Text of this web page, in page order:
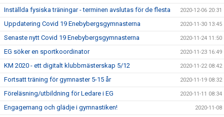
Inställda fysiska träningar - terminen avslutas för de flesta 2020-12-06 20:31
Uppdatering Covid 19 Enebybergsgymnasterna 2020-11-30 13:45
Senaste nytt Covid 19 Enebybergsgymnasterna 2020-11-24 11:50
EG söker en sportkoordinator 2020-11-23 16:49
KM 2020 - ett digitalt klubbmästerskap 5/12 2020-11-22 08:42
Fortsatt träning för gymnaster 5-15 år 2020-11-19 08:32
Föreläsning/utbildning för Ledare i EG 2020-11-11 08:34
Engagemang och glädje i gymnastiken! 2020-11-08